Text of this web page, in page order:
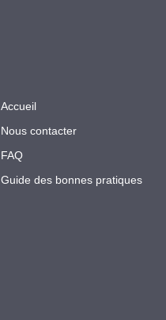
Accueil
Nous contacter
FAQ
Guide des bonnes pratiques